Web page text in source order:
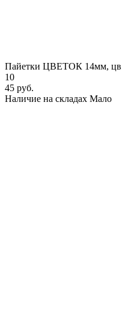
Пайетки ЦВЕТОК 14мм, цв.
10
45 руб.
Наличие на складах Мало